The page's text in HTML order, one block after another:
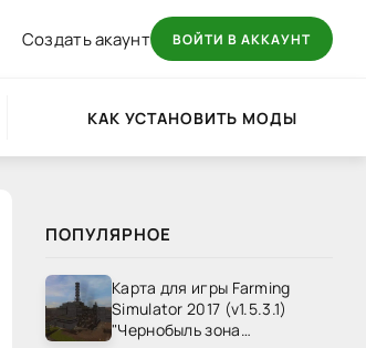
Создать акаунт ВОЙТИ В АККАУНТ
КАК УСТАНОВИТЬ МОДЫ
ПОПУЛЯРНОЕ
Карта для игры Farming
Simulator 2017 (v1.5.3.1)
"Чернобыль зона